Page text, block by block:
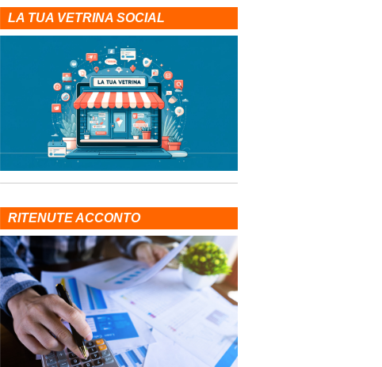
LA TUA VETRINA SOCIAL
RITENUTE ACCONTO